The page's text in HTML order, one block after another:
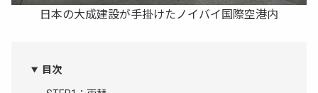
日本の大成建設が手掛けたノイバイ国際空港内
目次